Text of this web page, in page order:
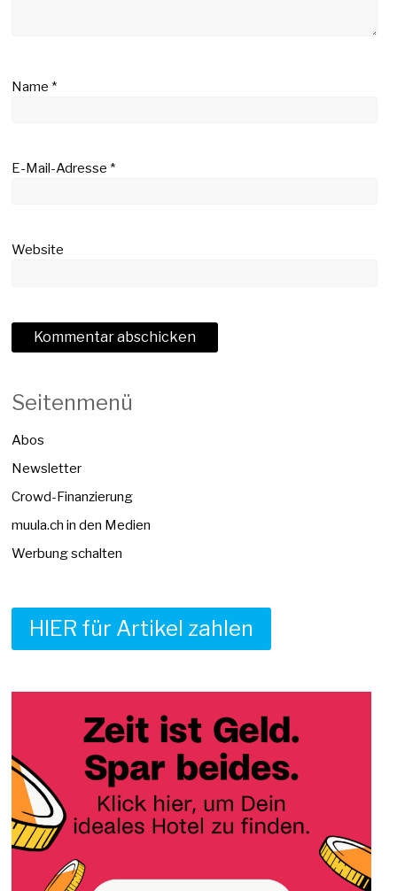
Name*
E-Mail-Adresse*
Website
Seitenmenü
Abos
Newsletter
Crowd-Finanzierung
muula.ch in den Medien
Werbung schalten
HIER für Artikel zahlen